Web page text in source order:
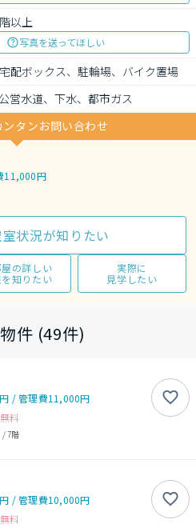
以上
写真を送ってほしい
配ボックス、駐輪場、バイク置場
営水道、下水、都市ガス
タンお問い合わせ
11,000円
状況が知りたい
の詳しい
知りたい
実際に
見学したい
件 (49件)
/管理費11,000円
無料
/7階
/管理費10,000円
無料